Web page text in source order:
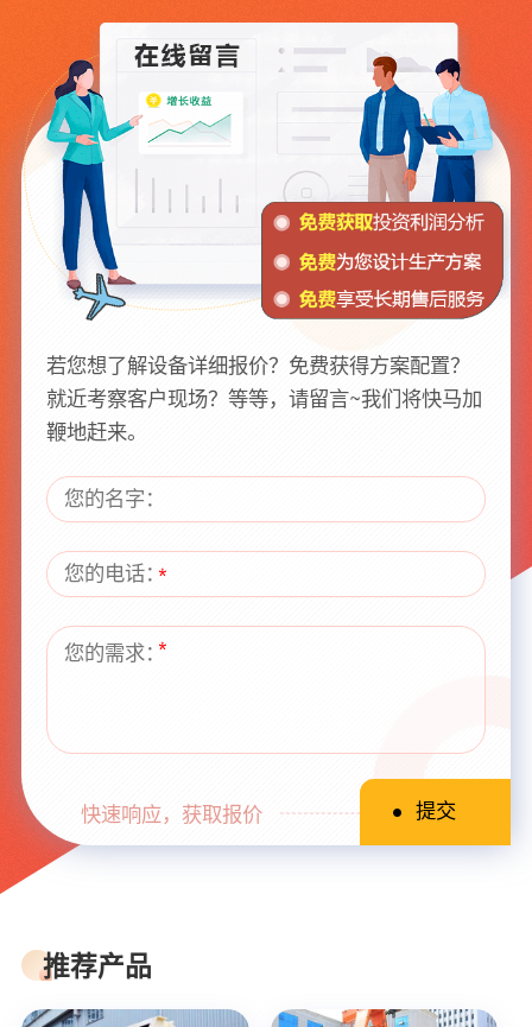
若您想了解设备详细报价？免费获得方案配置？
就近考察客户现场？等等，请留言~我们将快马加
鞭地赶来。
快速响应，获取报价
推荐产品